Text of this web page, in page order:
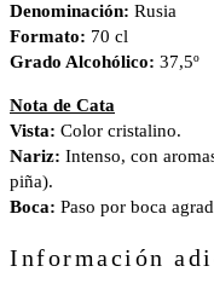
Denominación: Rusia
Formato: 70 cl
Grado Alcohólico: 37,5º
Nota de Cata
Vista: Color cristalino.
Nariz: Intenso, con
piña).
Boca: Paso por boca
Información